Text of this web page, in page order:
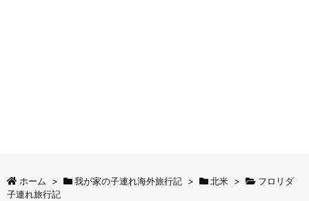
ホーム > 我が家の子連れ海外旅行記 > 北米 >
フロリダ
子連れ旅行記